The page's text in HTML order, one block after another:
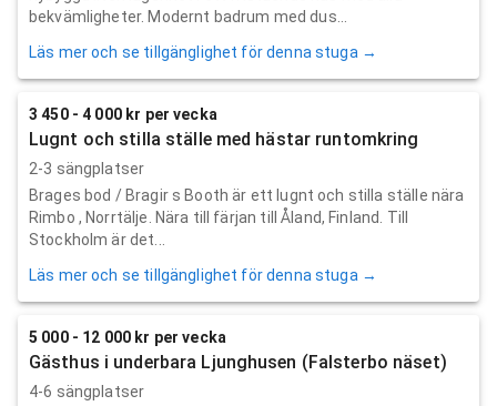
bekvämligheter. Modernt badrum med dus...
Läs mer och se tillgänglighet för denna stuga →
3 450 - 4 000 kr per vecka
Lugnt och stilla ställe med hästar runtomkring
2-3 sängplatser
Brages bod / Bragir s Booth är ett lugnt och stilla ställe nära
Rimbo , Norrtälje. Nära till färjan till Åland, Finland. Till
Stockholm är det...
Läs mer och se tillgänglighet för denna stuga →
5 000 - 12 000 kr per vecka
Gästhus i underbara Ljunghusen (Falsterbo näset)
4-6 sängplatser